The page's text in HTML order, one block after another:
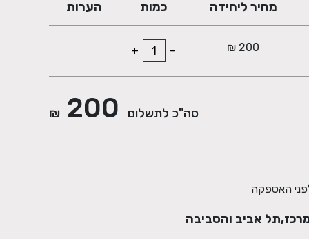
מחיר ליחידה כמות הערות
200 ₪
-
+
סה"כ לתשלום 200
₪
אביב והסביבה